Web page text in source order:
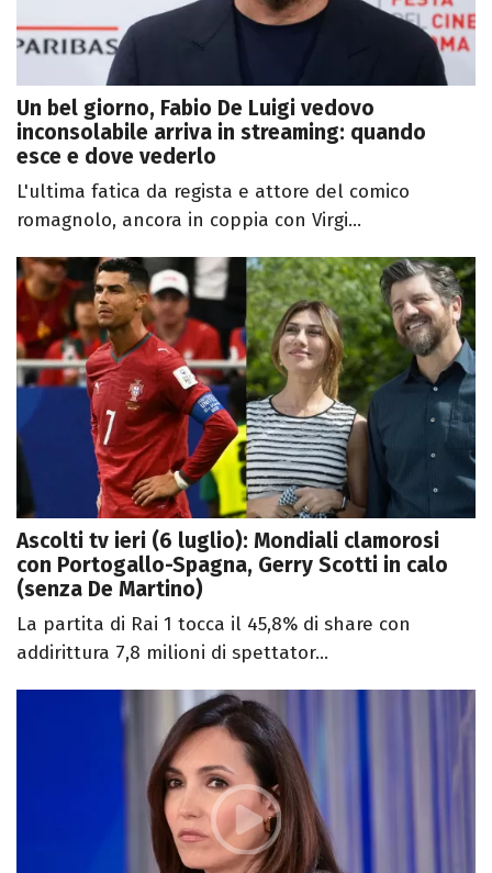
Un bel giorno, Fabio De Luigi vedovo
inconsolabile arriva in streaming: quando
esce e dove vederlo
L'ultima fatica da regista e attore del comico
romagnolo, ancora in coppia con Virgi...
Ascolti tv ieri (6 luglio): Mondiali clamorosi
con Portogallo-Spagna, Gerry Scotti in calo
(senza De Martino)
La partita di Rai 1 tocca il 45,8% di share con
addirittura 7,8 milioni di spettator...